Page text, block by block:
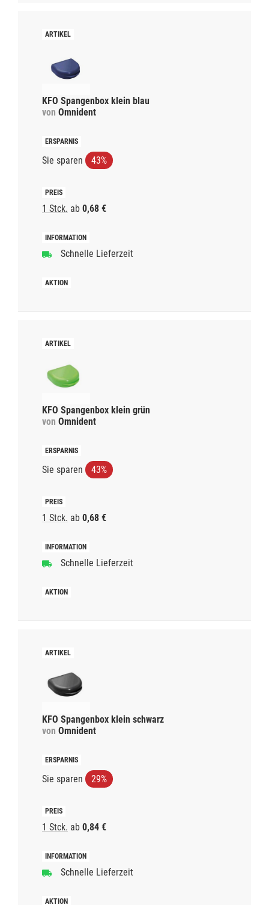
KFO Spangenbox klein blau
von Omnident
Sie sparen 43%
1 Stck. ab 0,68 €
Schnelle Lieferzeit
KFO Spangenbox klein grün
von Omnident
Sie sparen 43%
1 Stck. ab 0,68 €
Schnelle Lieferzeit
KFO Spangenbox klein schwarz
von Omnident
Sie sparen 29%
1 Stck. ab 0,84 €
Schnelle Lieferzeit